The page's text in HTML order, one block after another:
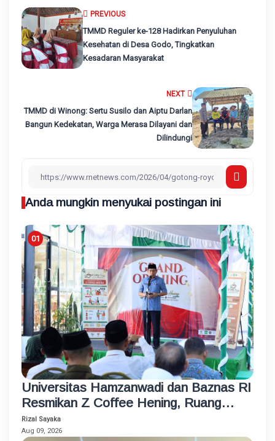
NEXT
TMMD di Winong: Sertu Susilo dan Aiptu Darlan
Bangun Kedekatan, Warga Merasa Dilayani dan
Dilindungi
PREVIOUS
TMMD Reguler ke-128 Hadirkan Penyuluhan
Kesehatan di Desa Godo, Tingkatkan
Kesadaran Masyarakat
Anda mungkin menyukai postingan ini
Universitas Hamzanwadi dan Baznas RI
Resmikan Z Coffee Hening, Ruang
Usaha Inklusif bagi Penyandang
Disabilitas
Rizal Sayaka
Aug 09, 2026